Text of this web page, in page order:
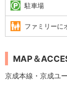
駐車場
ファミリーに
MAP＆
京成本線・京成ユ